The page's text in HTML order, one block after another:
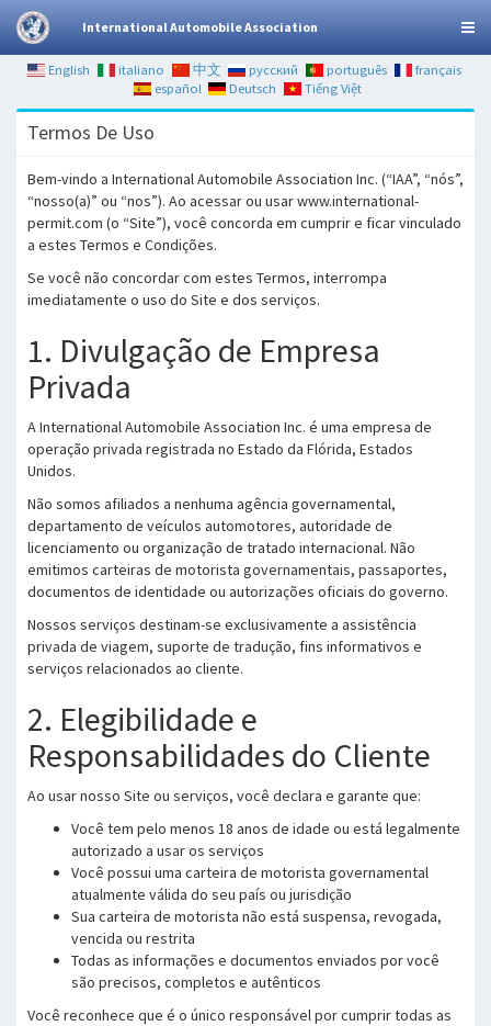
International Automobile Association
English italiano 中文 русский português
français
español
Deutsch Tiếng Việt
Termos De Uso
Bem-vindo a International Automobile Association Inc. (“IAA”, “nós”,
“nosso(a)” ou “nos”). Ao acessar ou usar www.international-
permit.com (o “Site”), você concorda em cumprir e ficar vinculado
a estes Termos e Condições.
Se você não concordar com estes Termos, interrompa
imediatamente o uso do Site e dos serviços.
1. Divulgação de Empresa
Privada
A International Automobile Association Inc. é uma empresa de
operação privada registrada no Estado da Flórida, Estados
Unidos.
Não somos afiliados a nenhuma agência governamental,
departamento de veículos automotores, autoridade de
licenciamento ou organização de tratado internacional. Não
emitimos carteiras de motorista governamentais, passaportes,
documentos de identidade ou autorizações oficiais do governo.
Nossos serviços destinam-se exclusivamente a assistência
privada de viagem, suporte de tradução, fins informativos e
serviços relacionados ao cliente.
2. Elegibilidade e
Responsabilidades do Cliente
Ao usar nosso Site ou serviços, você declara e garante que:
Você tem pelo menos 18 anos de idade ou está legalmente
autorizado a usar os serviços
Você possui uma carteira de motorista governamental
atualmente válida do seu país ou jurisdição
Sua carteira de motorista não está suspensa, revogada,
vencida ou restrita
Todas as informações e documentos enviados por você
são precisos, completos e autênticos
Você reconhece que é o único responsável por cumprir todas as